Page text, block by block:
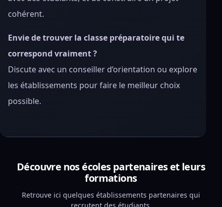
cohérent.
Envie de trouver la classe préparatoire qui te
correspond vraiment ?
Discute avec un conseiller d’orientation ou explore
les établissements pour faire le meilleur choix
possible.
Découvre nos écoles partenaires et leurs
formations
Retrouve ici quelques établissements partenaires qui